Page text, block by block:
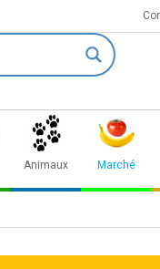
Animaux Marché